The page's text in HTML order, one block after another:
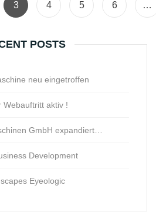
3 4 5 6 …
POSTS
neu eingetroffen
Webauftritt aktiv !
GmbH expandiert…
Development
Eyeologic